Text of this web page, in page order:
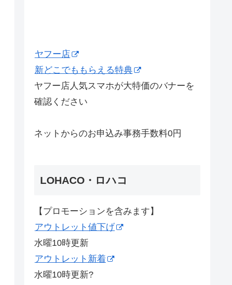
ヤフー店
新どこでももらえる特典
ヤフー店人気スマホが大特価のバナーを
確認ください
ネットからのお申込み事務手数料0円
LOHACO・ロハコ
【プロモーションを含みます】
アウトレット値下げ
水曜10時更新
アウトレット新着
水曜10時更新?